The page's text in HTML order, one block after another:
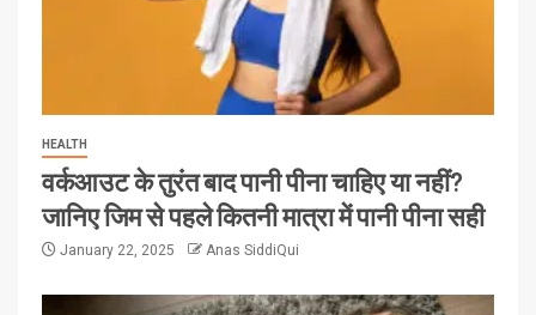
HEALTH
वर्कआउट के तुरंत बाद पानी पीना चाहिए या नहीं?
जानिए जिम से पहले कितनी मात्रा में पानी पीना सही
January 22, 2025 Anas SiddiQui